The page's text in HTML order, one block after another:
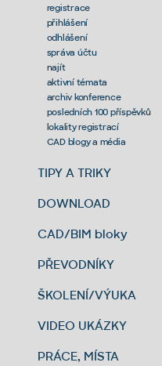
registrace
přihlášení
odhlášení
správa účtu
najít
aktivní témata
archiv konference
posledních 100 příspěvků
lokality registrací
CAD blogy a média
TIPY A TRIKY
DOWNLOAD
CAD/BIM bloky
PŘEVODNÍKY
ŠKOLENÍ/VÝUKA
VIDEO UKÁZKY
PRÁCE, MÍSTA